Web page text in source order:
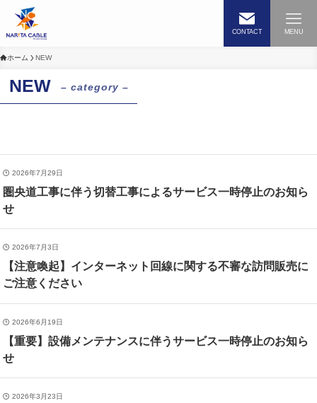
CONTACT MENU
ホーム NEW
NEW – category –
2026年7月29日
圏央道工事に伴う切替工事によるサービス一時停止のお知ら
せ
2026年7月3日
【注意喚起】インターネット回線に関する不審な訪問販売に
ご注意ください
2026年6月19日
【重要】設備メンテナンスに伴うサービス一時停止のお知ら
せ
2026年3月23日